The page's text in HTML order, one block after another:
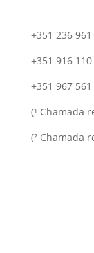
+351 236 961
+351 916 110
+351 967 561
(¹ Chamada
(² Chamada